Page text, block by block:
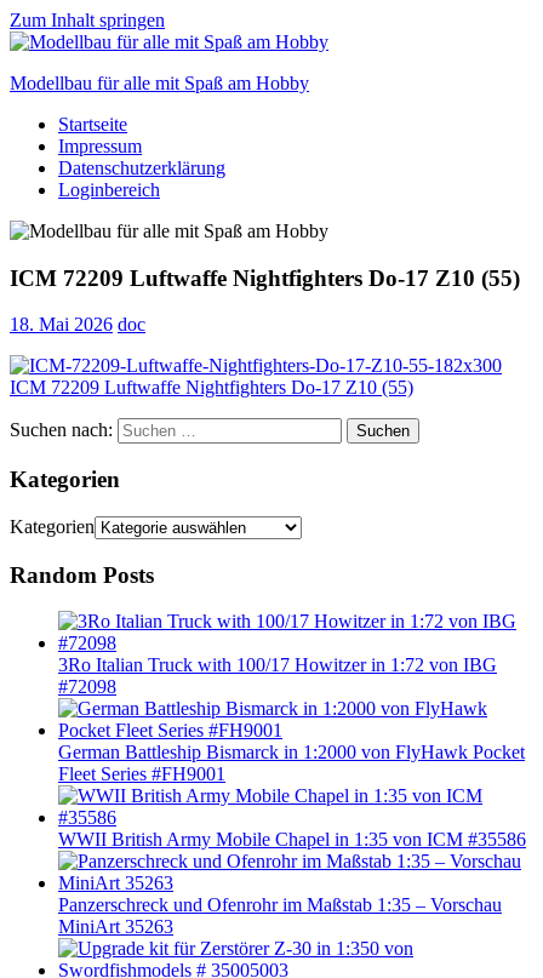
Zum Inhalt springen
Modellbau für alle mit Spaß am Hobby
Scale
modelling
to
Startseite
Impressum
Datenschutzerklärung
Loginbereich
ICM 72209 Luftwaffe Nightfighters Do-17 Z10 (55)
18. Mai 2026 doc
Suchen nach: Suchen
Kategorien
Kategorien
Random Posts
3Ro Italian Truck with 100/17 Howitzer in 1:72 von IBG
#72098
German Battleship Bismarck in 1:2000 von FlyHawk Pocket
Fleet Series #FH9001
WWII British Army Mobile Chapel in 1:35 von ICM #35586
Panzerschreck und Ofenrohr im Maßstab 1:35 – Vorschau
MiniArt 35263